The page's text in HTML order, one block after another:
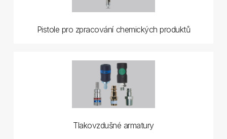
Pistole pro zpracování chemických produktů
Tlakovzdušné armatury